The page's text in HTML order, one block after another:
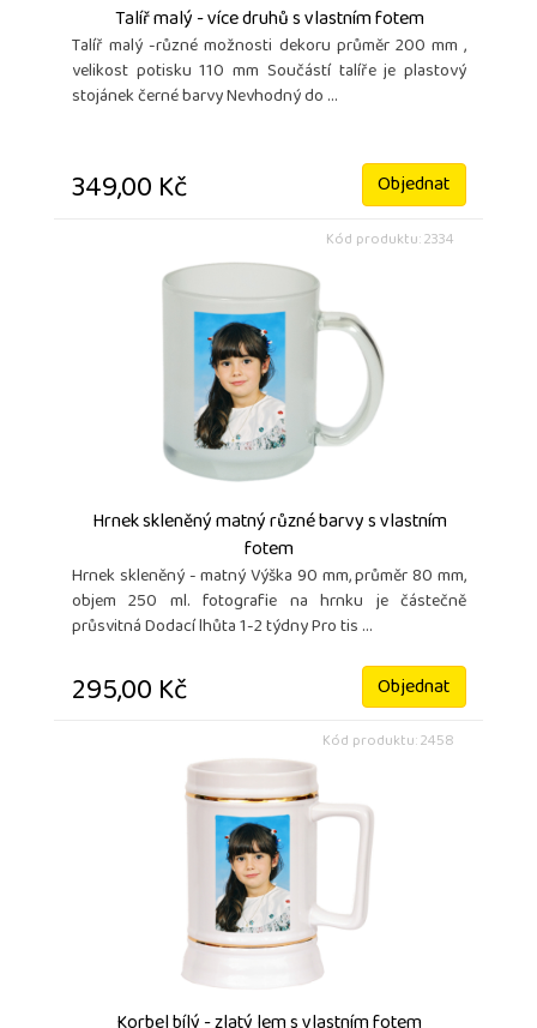
Talíř malý - více druhů s vlastním fotem
Talíř malý -různé možnosti dekoru průměr 200 mm ,
velikost potisku 110 mm Součástí talíře je plastový
stojánek černé barvy Nevhodný do ...
349,00 Kč Objednat
Kód produktu: 2334
Hrnek skleněný matný různé barvy s vlastním
fotem
Hrnek skleněný - matný Výška 90 mm, průměr 80 mm,
objem 250 ml. fotografie na hrnku je částečně
průsvitná Dodací lhůta 1-2 týdny Pro tis ...
295,00 Kč Objednat
Kód produktu: 2458